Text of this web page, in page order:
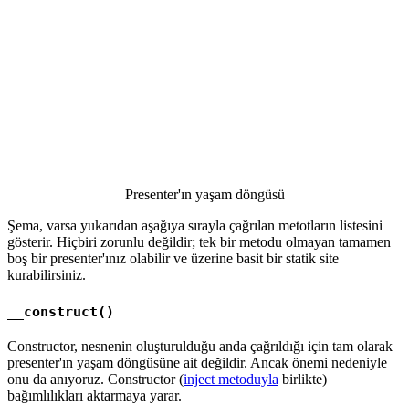
Presenter'ın yaşam döngüsü
Şema, varsa yukarıdan aşağıya sırayla çağrılan metotların listesini
gösterir. Hiçbiri zorunlu değildir; tek bir metodu olmayan tamamen
boş bir presenter'ınız olabilir ve üzerine basit bir statik site
kurabilirsiniz.
__construct()
Constructor, nesnenin oluşturulduğu anda çağrıldığı için tam olarak
presenter'ın yaşam döngüsüne ait değildir. Ancak önemi nedeniyle
onu da anıyoruz. Constructor (inject metoduyla birlikte)
bağımlılıkları aktarmaya yarar.